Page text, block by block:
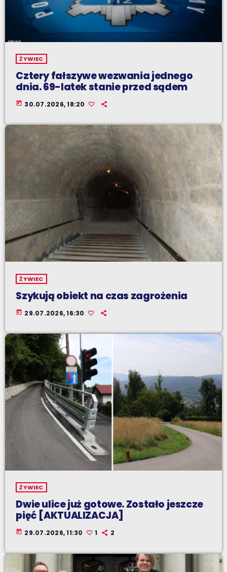
ŻYWIEC
Cztery fałszywe wezwania jednego
dnia. 69-latek stanie przed sądem
today 30.07.2026, 18:20
ŻYWIEC
Szykują obiekt na czas zagrożenia
today 29.07.2026, 16:30
ŻYWIEC
Dwie ulice już gotowe. Zostało jeszcze
pięć [AKTUALIZACJA]
today 29.07.2026, 11:30 1 2